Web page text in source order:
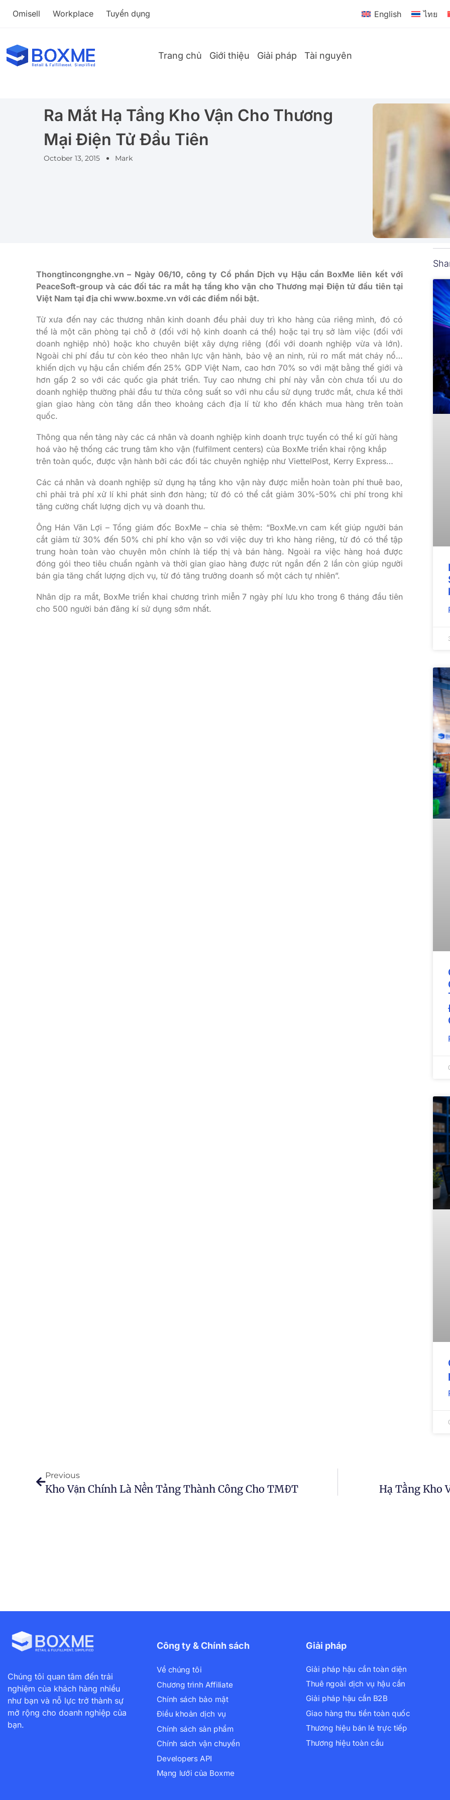
Omisell Workplace Tuyển dụng English ไทย
Trang chủ Giới thiệu Giải pháp Tài nguyên
Ra Mắt Hạ Tầng Kho Vận Cho Thương
Mại Điện Tử Đầu Tiên
October 13, 2015 Mark
Thongtincongnghe.vn – Ngày 06/10, công ty Cổ phần Dịch vụ Hậu cần BoxMe liên kết với
PeaceSoft-group và các đối tác ra mắt hạ tầng kho vận cho Thương mại Điện tử đầu tiên tại
Việt Nam tại địa chỉ www.boxme.vn với các điểm nổi bật.
Từ xưa đến nay các thương nhân kinh doanh đều phải duy trì kho hàng của riêng mình, đó có
thể là một căn phòng tại chỗ ở (đối với hộ kinh doanh cá thể) hoặc tại trụ sở làm việc (đối với
doanh nghiệp nhỏ) hoặc kho chuyên biệt xây dựng riêng (đối với doanh nghiệp vừa và lớn).
Ngoài chi phí đầu tư còn kéo theo nhân lực vận hành, bảo vệ an ninh, rủi ro mất mát cháy nổ…
khiến dịch vụ hậu cần chiếm đến 25% GDP Việt Nam, cao hơn 70% so với mặt bằng thế giới và
hơn gấp 2 so với các quốc gia phát triển. Tuy cao nhưng chi phí này vẫn còn chưa tối ưu do
doanh nghiệp thường phải đầu tư thừa công suất so với nhu cầu sử dụng trước mắt, chưa kể thời
gian giao hàng còn tăng dần theo khoảng cách địa lí từ kho đến khách mua hàng trên toàn
quốc.
Thông qua nền tảng này các cá nhân và doanh nghiệp kinh doanh trực tuyến có thể kí gửi hàng
hoá vào hệ thống các trung tâm kho vận (fulfilment centers) của BoxMe triển khai rộng khắp
trên toàn quốc, được vận hành bởi các đối tác chuyên nghiệp như ViettelPost, Kerry Express…
Các cá nhân và doanh nghiệp sử dụng hạ tầng kho vận này được miễn hoàn toàn phí thuê bao,
chỉ phải trả phí xử lí khi phát sinh đơn hàng; từ đó có thể cắt giảm 30%-50% chi phí trong khi
tăng cường chất lượng dịch vụ và doanh thu.
Ông Hán Văn Lợi – Tổng giám đốc BoxMe – chia sẻ thêm: “BoxMe.vn cam kết giúp người bán
cắt giảm từ 30% đến 50% chi phí kho vận so với việc duy trì kho hàng riêng, từ đó có thể tập
trung hoàn toàn vào chuyên môn chính là tiếp thị và bán hàng. Ngoài ra việc hàng hoá được
đóng gói theo tiêu chuẩn ngành và thời gian giao hàng được rút ngắn đến 2 lần còn giúp người
bán gia tăng chất lượng dịch vụ, từ đó tăng trưởng doanh số một cách tự nhiên”.
Nhân dịp ra mắt, BoxMe triển khai chương trình miễn 7 ngày phí lưu kho trong 6 tháng đầu tiên
cho 500 người bán đăng kí sử dụng sớm nhất.
Previous
Kho Vận Chính Là Nền Tảng Thành Công Cho TMĐT Hạ Tầng Kho
Chúng tôi quan tâm đến trải
nghiệm của khách hàng nhiều
như bạn và nỗ lực trở thành sự
mở rộng cho doanh nghiệp của
bạn.
Công ty & Chính sách
Về chúng tôi
Chương trình Affiliate
Chính sách bảo mật
Điều khoản dịch vụ
Chính sách sản phẩm
Chính sách vận chuyển
Developers API
Mạng lưới của Boxme
Giải pháp
Giải pháp hậu cần toàn diện
Thuê ngoài dịch vụ hậu cần
Giải pháp hậu cần B2B
Giao hàng thu tiền toàn quốc
Thương hiệu bán lẻ trực tiếp
Thương hiệu toàn cầu